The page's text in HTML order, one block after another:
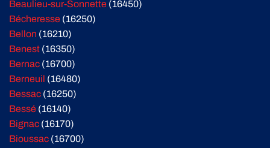
Beaulieu-sur-Sonnette (16450)
Bécheresse (16250)
Bellon (16210)
Benest (16350)
Bernac (16700)
Berneuil (16480)
Bessac (16250)
Bessé (16140)
Bignac (16170)
Bioussac (16700)